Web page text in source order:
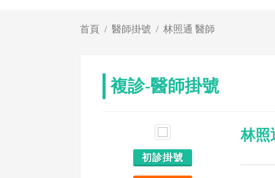
首頁 醫師掛號 林照通 醫師
複診-醫師掛號
初診掛號
林照